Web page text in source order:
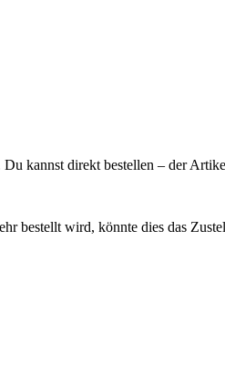
kannst direkt bestellen – der
bestellt wird, könnte dies das